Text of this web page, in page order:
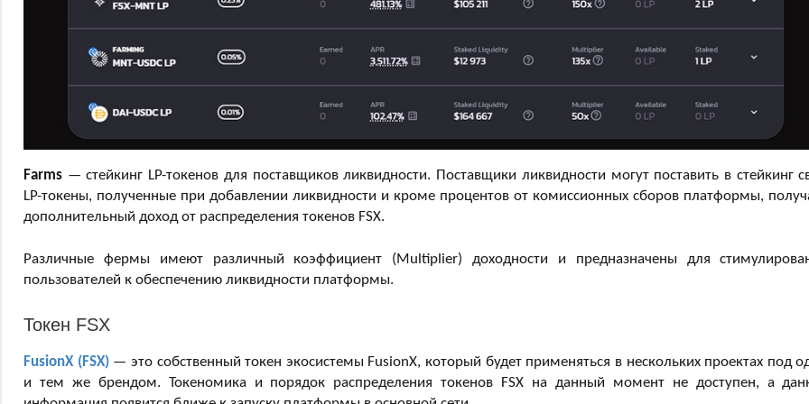
Farms — стейкинг LP-токенов для поставщиков ликвидности. Поставщики ликвидности могут поставить в стейкинг
LP-токены, полученные при добавлении ликвидности и кроме процентов от комиссионных сборов платформы,
дополнительный доход от распределения токенов FSX.
Различные фермы имеют различный коэффициент (Multiplier) доходности и предназначены для
пользователей к обеспечению ликвидности платформы.
Токен FSX
FusionX (FSX)— это собственный токен экосистемы FusionX, который будет применяться в нескольких проектах под
и тем же брендом. Токеномика и порядок распределения токенов FSX на данный момент не доступен, а